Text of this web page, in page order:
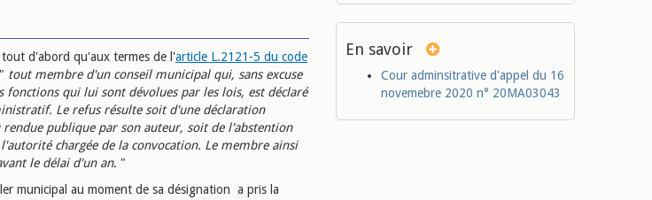
d'abord qu'aux termes de l'article L.2121-5 du code
" tout membre d'un conseil municipal qui, sans excuse
fonctions qui lui sont dévolues par les lois, est déclaré
Le refus résulte soit d'une déclaration
rendue publique par son auteur, soit de l'abstention
chargée de la convocation. Le membre ainsi
le délai d'un an. "
municipal au moment de sa désignation a pris la
En savoir
Cour adminsitrative d'appel du 16
novemebre 2020 n° 20MA03043